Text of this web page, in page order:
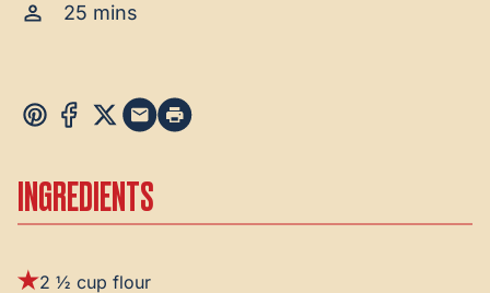
25 mins
INGREDIENTS
2 ½ cup flour